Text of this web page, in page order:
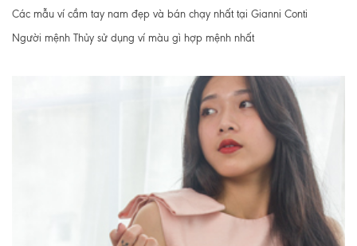
Các mẫu ví cầm tay nam đẹp và bán chạy nhất tại Gianni Conti
Người mệnh Thủy sử dụng ví màu gì hợp mệnh nhất